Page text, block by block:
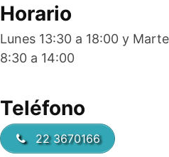
Horario
Lunes 13:30 a 18:00 y
8:30 a 14:00
Teléfono
22 3670166